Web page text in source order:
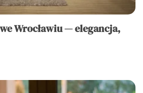
Wrocławiu — elegancja,